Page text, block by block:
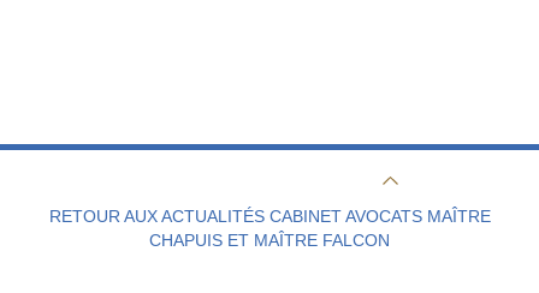
RETOUR AUX ACTUALITÉS CABINET AVOCATS MAÎTRE
CHAPUIS ET MAÎTRE FALCON